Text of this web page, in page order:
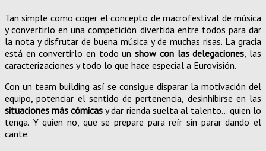
Tan simple como coger el concepto de macrofestival de música
y convertirlo en una competición divertida entre todos para dar
la nota y disfrutar de buena música y de muchas risas. La gracia
está en convertirlo en todo unshow con las delegaciones , las
caracterizaciones y todo lo que hace especial a Eurovisión.
Con un team building así se consigue disparar la motivación del
equipo, potenciar el sentido de pertenencia, desinhibirse en las
situaciones más cómicas y dar rienda suelta al talento… quien lo
tenga. Y quien no, que se prepare para reír sin parar dando el
cante.